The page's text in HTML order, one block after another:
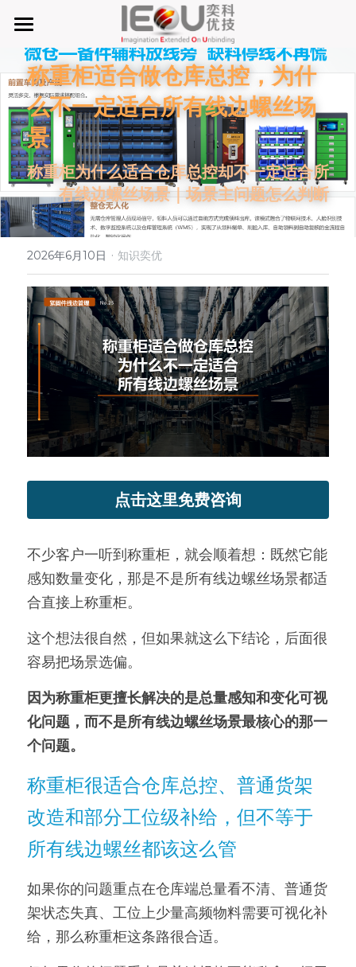
首页
微仓
D系微仓（热销）
产品与服务
单元智能化
单元智慧化
6S精益管理必备品
行业应用及案列
MRO工业物料智能化管理
手机平板智能存储
废旧家电拆解解决方案
商超快递配送解决方案
关于奕优
公司介绍
知识奕优
Lean Manufacturing（精益生产和管理）
新闻动态
服务模式
联系我们
搜索
称重柜适合做仓库总控，为什
么不一定适合所有线边螺丝场
景
称重柜为什么适合仓库总控却不一定适合所
有线边螺丝场景｜场景主问题怎么判断
2026年6月10日 · 知识奕优
点击这里免费咨询
不少客户一听到称重柜，就会顺着想：既然它能
感知数量变化，那是不是所有线边螺丝场景都适
合直接上称重柜。
这个想法很自然，但如果就这么下结论，后面很
容易把场景选偏。
因为称重柜更擅长解决的是总量感知和变化可视
化问题，而不是所有线边螺丝场景最核心的那一
个问题。
称重柜很适合仓库总控、普通货架
改造和部分工位级补给，但不等于
所有线边螺丝都该这么管
如果你的问题重点在仓库端总量看不清、普通货
架状态失真、工位上少量高频物料需要可视化补
给，那么称重柜这条路很合适。